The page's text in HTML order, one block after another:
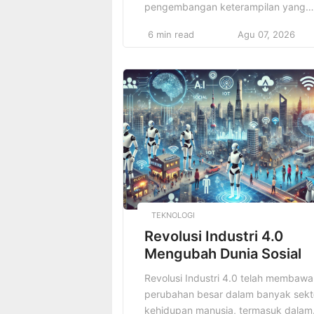
pengembangan keterampilan yang
modern, seperti kecerdasan buatan
masalah kreatif. Kurikulum akan lebih
di fokuskan pada pengembangan
keterampilan praktis yang dapat
langsung di terapkan di dunia kerja.
Selain itu, dengan adanya
pembelajaran berbasis teknologi,
siswa akan lebih […]
6 min read Agu 07, 2026
TEKNOLOGI
Revolusi Industri 4.0
Mengubah Dunia Sosial
Revolusi Industri 4.0 telah membawa
perubahan besar dalam banyak
kehidupan manusia, termasuk dalam